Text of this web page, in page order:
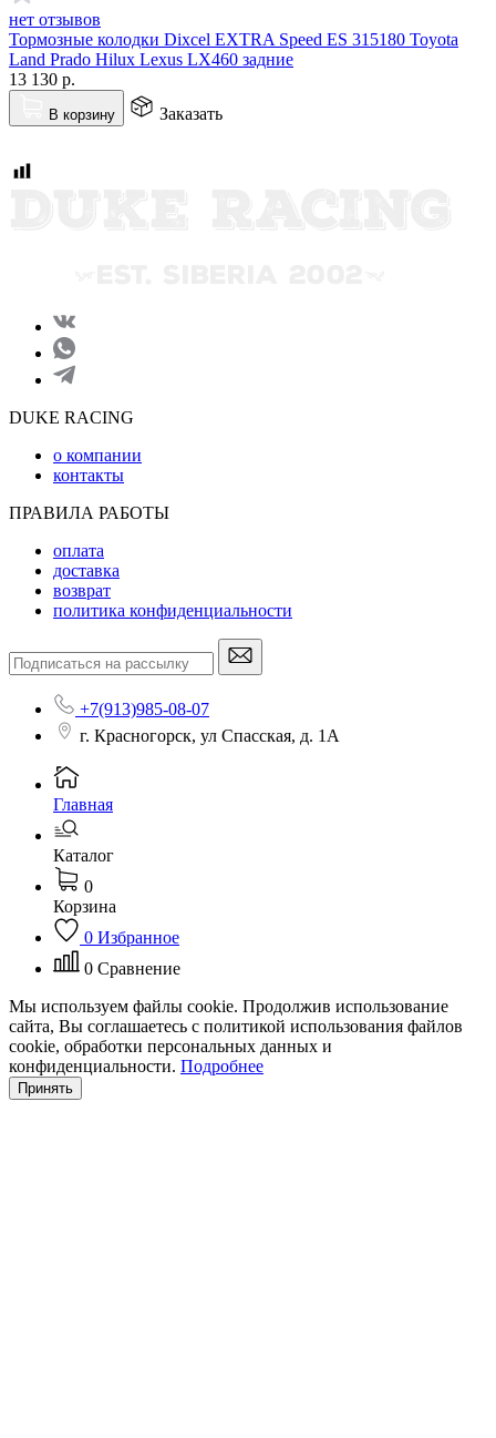
нет отзывов
Тормозные колодки Dixcel EXTRA Speed ES 315180 Toyota
Land Prado Hilux Lexus LX460 задние
13 130 р.
В корзину Заказать
DUKE RACING
о компании
контакты
ПРАВИЛА РАБОТЫ
оплата
доставка
возврат
политика конфиденциальности
+7(913)985-08-07
г. Красногорск, ул Спасская, д. 1А
Главная
Каталог
0
Корзина
0 Избранное
0 Сравнение
Мы используем файлы cookie. Продолжив использование
сайта, Вы соглашаетесь с политикой использования файлов
cookie, обработки персональных данных и
конфиденциальности. Подробнее
Принять